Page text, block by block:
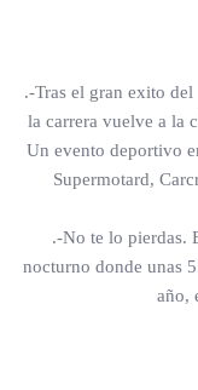
.-Tras el gran exito
la carrera vuelve a la
Un evento deportivo
Supermotard,
.-No te lo pierdas.
nocturno donde unas
año,